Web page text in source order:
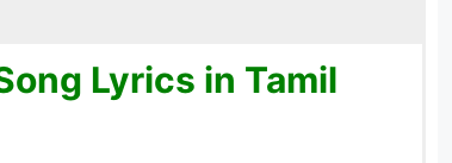
Lyrics in Tamil